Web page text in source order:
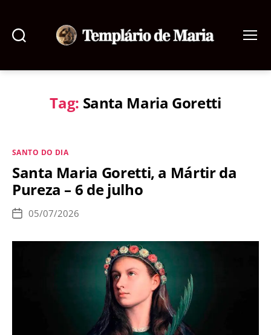
de
Tag: Santa Maria Goretti
Categorias
SANTO DO DIA
Santa Maria Goretti, a Mártir da
Pureza – 6 de julho
Data
publicação
05/07/2026